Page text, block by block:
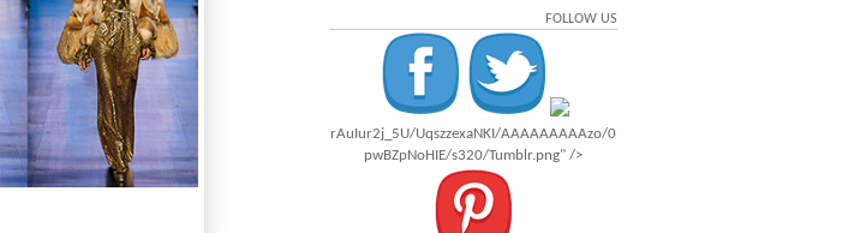
FOLLOW US
rAuIur2j_5U/UqszzexaNKI/AAAAAAAAAzo/0
pwBZpNoHIE/s320/Tumblr.png" />